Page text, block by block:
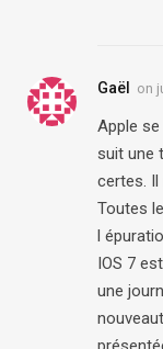
Gaël on
Apple
suit une
certes. Il
Toutes
l
IOS 7
une